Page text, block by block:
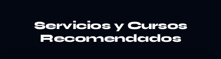
Servicios y Cursos
Recomendados